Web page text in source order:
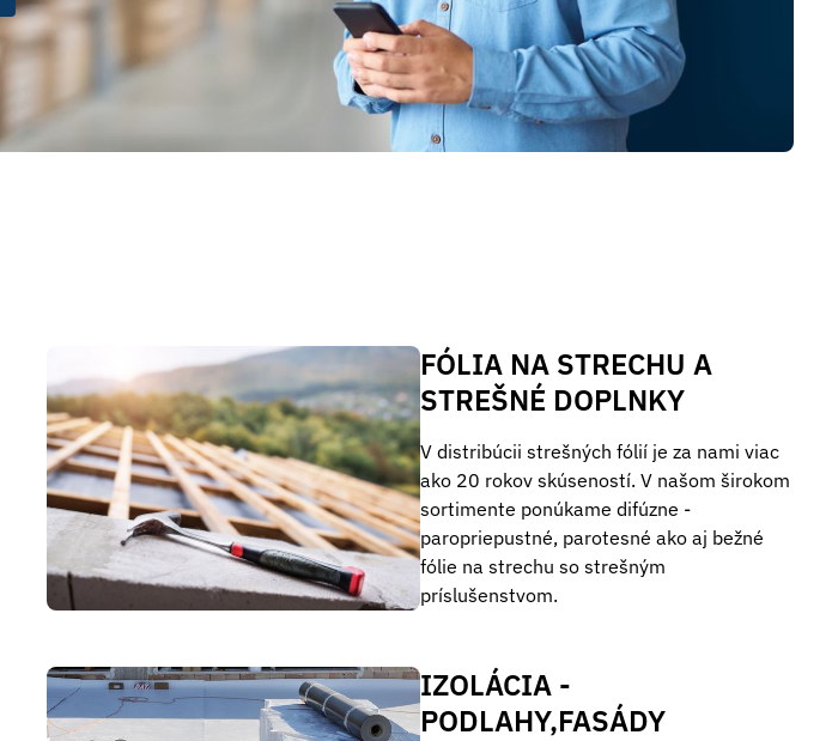
FÓLIA NA STRECHU A
STREŠNÉ DOPLNKY
V distribúcii strešných fólií je za nami viac
ako 20 rokov skúseností. V našom širokom
sortimente ponúkame difúzne -
paropriepustné, parotesné ako aj bežné
fólie na strechu so strešným
príslušenstvom.
IZOLÁCIA -
PODLAHY,FASÁDY